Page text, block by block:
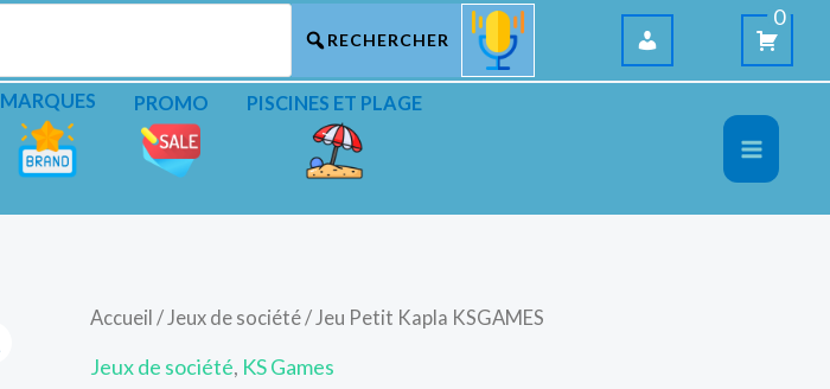
0
MARQUES PROMO PISCINES ET PLAGE
Accueil /Jeux de société/ Jeu Petit Kapla KSGAMES
Jeux de société, KS Games